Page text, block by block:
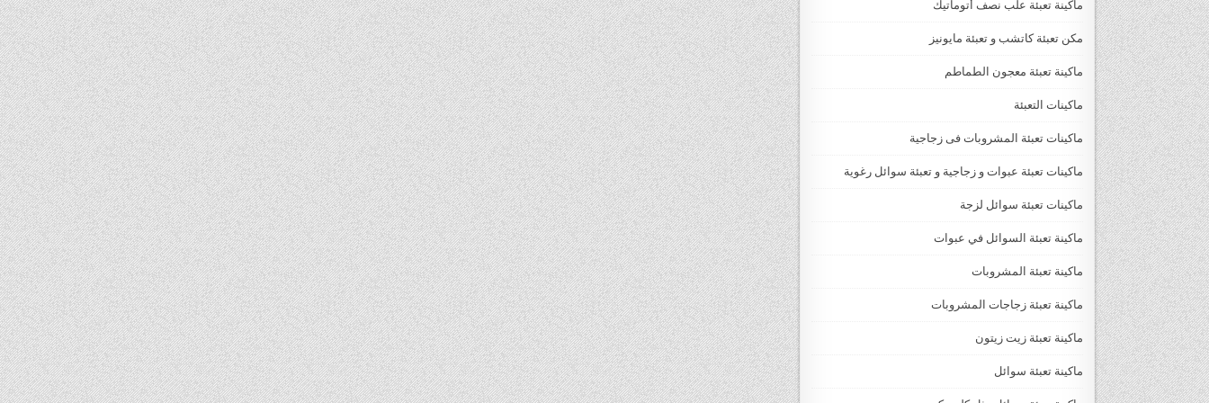
ماكينة تعبئة علب نصف أتوماتيك
مكن تعبئة كاتشب و تعبئة مايونيز
ماكينة تعبئة معجون الطماطم
ماكينات التعبئة
ماكينات تعبئة المشروبات فى زجاجية
ماكينات تعبئة عبوات و زجاجية و تعبئة سوائل رغوية
ماكينات تعبئة سوائل لزجة
‏‏‏ماكينة تعبئة السوائل في عبوات
ماكينة تعبئة المشروبات
ماكينة تعبئة زجاجات المشروبات
ماكينة تعبئة زيت زيتون
ماكينة تعبئة سوائل